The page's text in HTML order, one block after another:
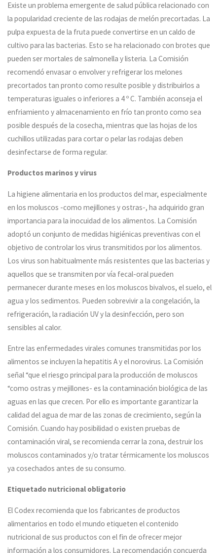
Existe un problema emergente de salud pública relacionado con
la popularidad creciente de las rodajas de melón precortadas. La
pulpa expuesta de la fruta puede convertirse en un caldo de
cultivo para las bacterias. Esto se ha relacionado con brotes que
pueden ser mortales de salmonella y listeria. La Comisión
recomendó envasar o envolver y refrigerar los melones
precortados tan pronto como resulte posible y distribuirlos a
temperaturas iguales o inferiores a 4 º C. También aconseja el
enfriamiento y almacenamiento en frío tan pronto como sea
posible después de la cosecha, mientras que las hojas de los
cuchillos utilizadas para cortar o pelar las rodajas deben
desinfectarse de forma regular.
Productos marinos y virus
La higiene alimentaria en los productos del mar, especialmente
en los moluscos -como mejillones y ostras-, ha adquirido gran
importancia para la inocuidad de los alimentos. La Comisión
adoptó un conjunto de medidas higiénicas preventivas con el
objetivo de controlar los virus transmitidos por los alimentos.
Los virus son habitualmente más resistentes que las bacterias y
aquellos que se transmiten por vía fecal-oral pueden
permanecer durante meses en los moluscos bivalvos, el suelo, el
agua y los sedimentos. Pueden sobrevivir a la congelación, la
refrigeración, la radiación UV y la desinfección, pero son
sensibles al calor.
Entre las enfermedades virales comunes transmitidas por los
alimentos se incluyen la hepatitis A y el norovirus. La Comisión
señal “que el riesgo principal para la producción de moluscos
“como ostras y mejillones- es la contaminación biológica de las
aguas en las que crecen. Por ello es importante garantizar la
calidad del agua de mar de las zonas de crecimiento, según la
Comisión. Cuando hay posibilidad o existen pruebas de
contaminación viral, se recomienda cerrar la zona, destruir los
moluscos contaminados y/o tratar térmicamente los moluscos
ya cosechados antes de su consumo.
Etiquetado nutricional obligatorio
El Codex recomienda que los fabricantes de productos
alimentarios en todo el mundo etiqueten el contenido
nutricional de sus productos con el fin de ofrecer mejor
información a los consumidores. La recomendación concuerda